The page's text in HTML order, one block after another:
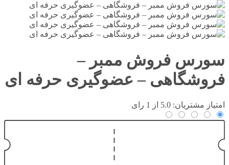
سورس فروش ممبر –
فروشگاهی – عضوگیری حرفه ای
امتیاز مشتریان: 5.0 از 1 رای